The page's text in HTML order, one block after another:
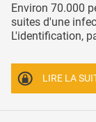
Environ 70.000
suites d'une
L'identification,
LIRE LA